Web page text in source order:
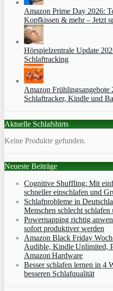
Amazon Prime Day 2026:
Kopfkissen & mehr – Jetzt
Hörspielzentrale Update
Schlaftracking
Amazon
Schlaftracker, Kindle und
Aktuelle Schlafshirts
Keine Produkte gefunden.
Neueste Beiträge
Cognitive Shuffling: Mit
schneller einschlafen und
Schlafprobleme in
Menschen schlecht
Powernapping richtig
sofort produktiver werden
Amazon Black Friday
Audible, Kindle Unlimited,
Amazon Hardware
Besser schlafen lernen in 4
besseren Schlafqualität